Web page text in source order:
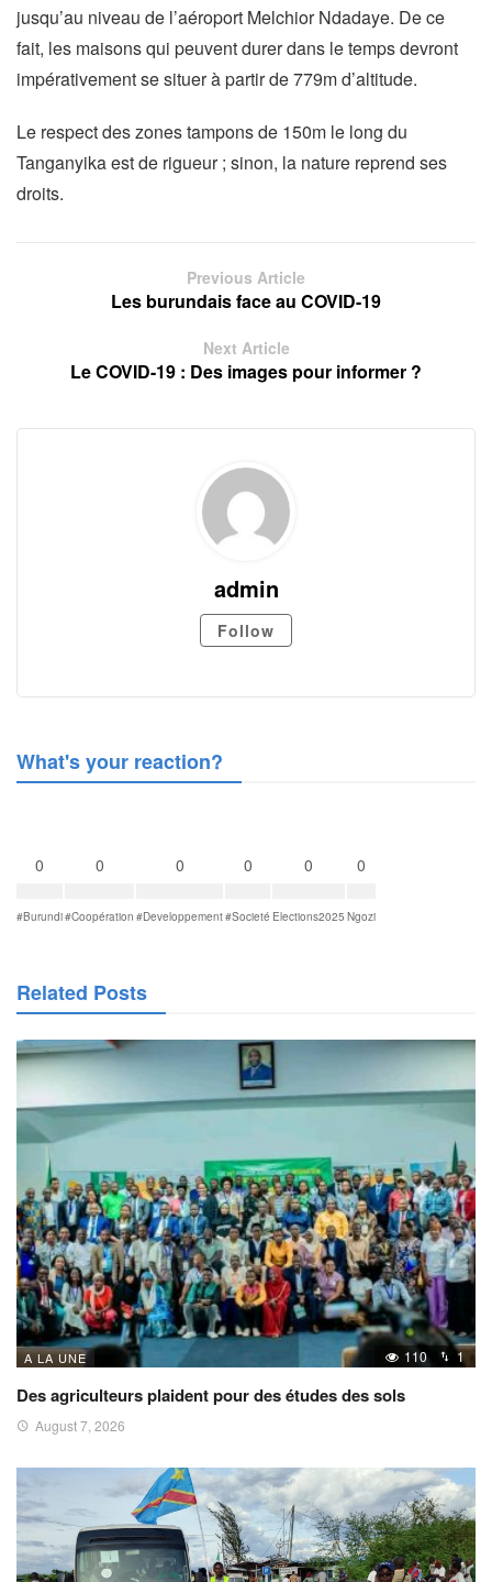
jusqu’au niveau de l’aéroport Melchior Ndadaye. De ce
fait, les maisons qui peuvent durer dans le temps devront
impérativement se situer à partir de 779m d’altitude.
Le respect des zones tampons de 150m le long du
Tanganyika est de rigueur ; sinon, la nature reprend ses
droits.
Previous Article
Les burundais face au COVID-19
Next Article
Le COVID-19 : Des images pour informer ?
admin
Follow
What's your reaction?
0
#Burundi
0
#Coopération
0
#Developpement
0
#Societé
0
Elections2025
0
Ngozi
Related Posts
A LA UNE 110 1
Des agriculteurs plaident pour des études des sols
August 7, 2026